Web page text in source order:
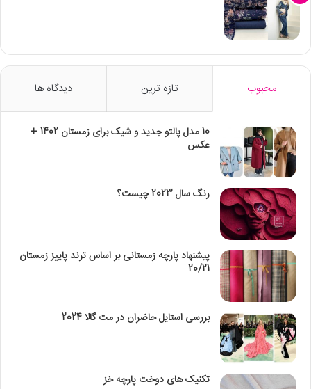
محبوب تازه ترین دیدگاه ها
10 مدل پالتو جدید و شیک برای زمستان 1402 +
عکس
رنگ سال 2023 چیست؟
پیشنهاد پارچه زمستانی بر اساس ترند پاییز زمستان
20/21
بررسی استایل حاضران در مت گالا 2024
تکنیک‌ های دوخت پارچه خز